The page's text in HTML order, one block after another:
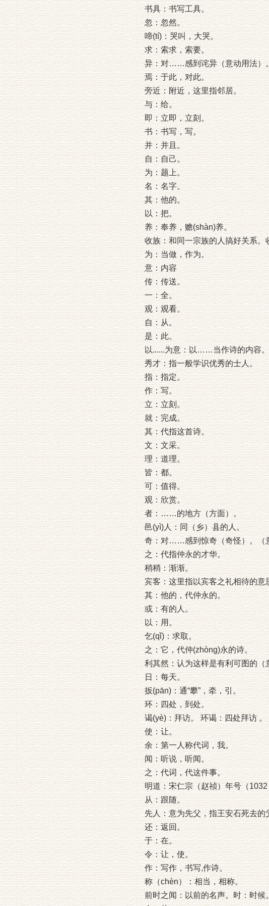
书具：书写工具。
忽：忽然。
啼(tí)：哭叫，大哭。
求：索求，索要。
异：对……感到诧异（意动用法）
焉：于此，对此。
旁近：附近，这里指邻居。
与：给。
即：立即，立刻。
书：书写，写。
并：并且。
自：自己。
为：题上。
名：名字。
其：他的。
以：把。
养：奉养，赡(shàn)养。
收族：和同一宗族的人搞好关系。
为：当做，作为。
意：内容
传：传送。
一：全。
观：观看。
自：从。
是：此。
以......为意：以……当作诗的内容。
秀才：指一般学识优秀的士人。
指：指定。
作：写。
立：立刻。
就：完成。
其：代指这首诗。
文：文采。
理：道理。
皆：都。
可：值得。
观：欣赏。
者：……的地方（方面）。
邑(yì)人：同（乡）县的人。
奇：对……感到惊奇（奇怪）。（
之：代指仲永的才华。
稍稍：渐渐。
宾客：这里指以宾客之礼相待的
其：他的，代仲永的。
或：有的人。
以：用。
乞(qǐ)：求取。
之：它，代仲(zhòng)永的诗。
利其然：认为这样是有利可图的
日：每天。
扳(pān)：通“攀”，牵，引。
环：四处，到处。
谒(yè)：拜访。 环谒：四处拜访 。
使：让。
余：第一人称代词，我。
闻：听说，听闻。
之：代词，代这件事。
明道：宋仁宗（赵祯）年号（
从：跟随。
先人：意为先父，指王安石死去的
还：返回。
于：在。
令：让，使。
作：写作，书写,作诗。
称（chèn）：相当，相称。
前时之闻：以前的名声。时：时候